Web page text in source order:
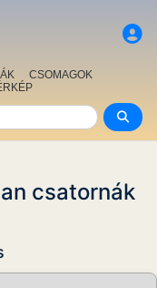
CSOMAGOK
csatornák